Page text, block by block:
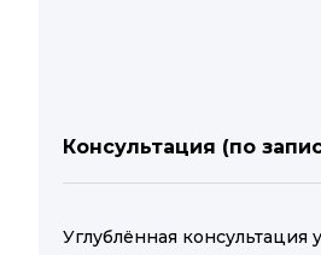
Консультация (по
Углублённая консультация